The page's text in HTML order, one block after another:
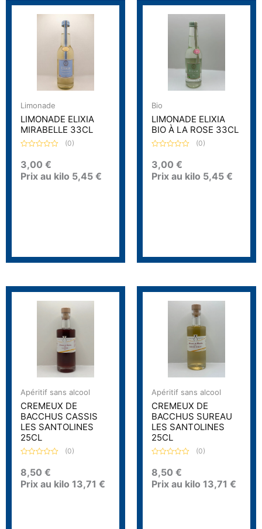
Limonade
LIMONADE ELIXIA
MIRABELLE 33CL
o
t
e
0
(0)
3,00 €
Prix au kilo 5,45 €
Bio
LIMONADE ELIXIA
BIO À LA ROSE 33CL
o
t
e
0
(0)
3,00 €
Prix au kilo 5,45 €
Apéritif sans alcool
CREMEUX DE
BACCHUS CASSIS
LES SANTOLINES
25CL
o
t
e
0
(0)
8,50 €
Prix au kilo 13,71 €
Apéritif sans alcool
CREMEUX DE
BACCHUS SUREAU
LES SANTOLINES
25CL
o
t
e
0
(0)
8,50 €
Prix au kilo 13,71 €